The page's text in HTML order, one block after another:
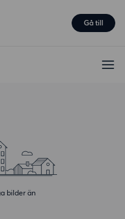
Gå till
bilder än